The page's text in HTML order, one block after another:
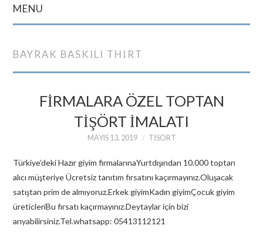
MENU
BAYRAK BASKILI THIRT
FİRMALARA ÖZEL TOPTAN
TİŞÖRT İMALATI
MAYIS 13, 2019 TISORT
Türkiye’deki Hazır giyim firmalarınaYurtdışından 10.000 toptan
alıcı müşteriye Ücretsiz tanıtım fırsatını kaçırmayınız.Oluşacak
satıştan prim de almıyoruz.Erkek giyimKadın giyimÇocuk giyim
üreticleriBu fırsatı kaçırmayınız.Deytaylar için bizi
arıyabilirsiniz.Tel.whatsapp: 05413112121